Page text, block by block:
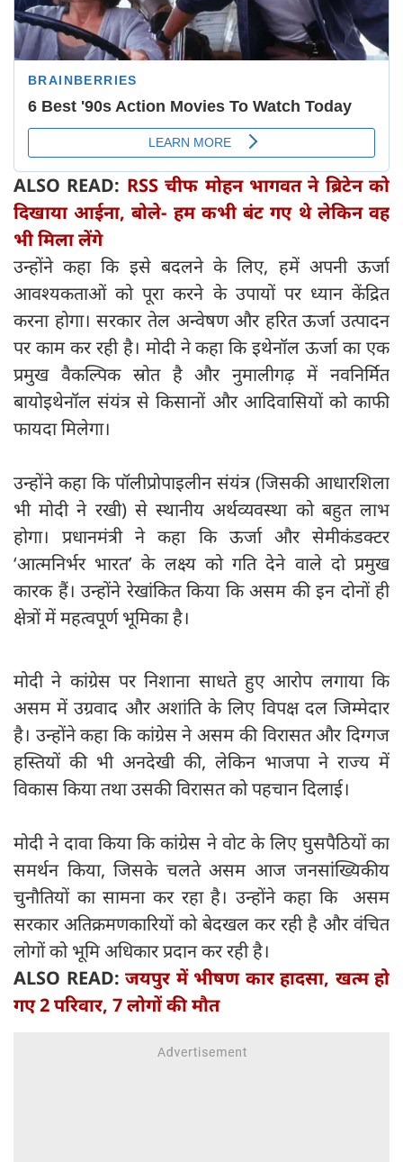
ALSO READ: RSS चीफ मोहन भागवत ने ब्रिटेन को
दिखाया आईना, बोले- हम कभी बंट गए थे लेकिन वह
भी मिला लेंगे
उन्होंने कहा कि इसे बदलने के लिए, हमें अपनी ऊर्जा
आवश्यकताओं को पूरा करने के उपायों पर ध्यान केंद्रित
करना होगा। सरकार तेल अन्वेषण और हरित ऊर्जा उत्पादन
पर काम कर रही है। मोदी ने कहा कि इथेनॉल ऊर्जा का एक
प्रमुख वैकल्पिक स्रोत है और नुमालीगढ़ में नवनिर्मित
बायोइथेनॉल संयंत्र से किसानों और आदिवासियों को काफी
फायदा मिलेगा।
उन्होंने कहा कि पॉलीप्रोपाइलीन संयंत्र (जिसकी आधारशिला
भी मोदी ने रखी) से स्थानीय अर्थव्यवस्था को बहुत लाभ
होगा। प्रधानमंत्री ने कहा कि ऊर्जा और सेमीकंडक्टर
‘आत्मनिर्भर भारत’ के लक्ष्य को गति देने वाले दो प्रमुख
कारक हैं। उन्होंने रेखांकित किया कि असम की इन दोनों ही
क्षेत्रों में महत्वपूर्ण भूमिका है।
मोदी ने कांग्रेस पर निशाना साधते हुए आरोप लगाया कि
असम में उग्रवाद और अशांति के लिए विपक्ष दल जिम्मेदार
है। उन्होंने कहा कि कांग्रेस ने असम की विरासत और दिग्गज
हस्तियों की भी अनदेखी की, लेकिन भाजपा ने राज्य में
विकास किया तथा उसकी विरासत को पहचान दिलाई।
मोदी ने दावा किया कि कांग्रेस ने वोट के लिए घुसपैठियों का
समर्थन किया, जिसके चलते असम आज जनसांख्यिकीय
चुनौतियों का सामना कर रहा है। उन्होंने कहा कि असम
सरकार अतिक्रमणकारियों को बेदखल कर रही है और वंचित
लोगों को भूमि अधिकार प्रदान कर रही है।
ALSO READ: जयपुर में भीषण कार हादसा, खत्म हो
गए 2 परिवार, 7 लोगों की मौत